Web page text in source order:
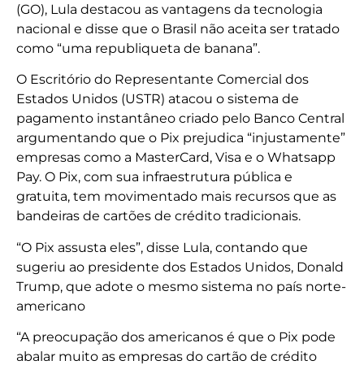
(GO), Lula destacou as vantagens da tecnologia
nacional e disse que o Brasil não aceita ser tratado
como “uma republiqueta de banana”.
O Escritório do Representante Comercial dos
Estados Unidos (USTR) atacou o sistema de
pagamento instantâneo criado pelo Banco Central
argumentando que o Pix prejudica “injustamente”
empresas como a MasterCard, Visa e o Whatsapp
Pay. O Pix, com sua infraestrutura pública e
gratuita, tem movimentado mais recursos que as
bandeiras de cartões de crédito tradicionais.
“O Pix assusta eles”, disse Lula, contando que
sugeriu ao presidente dos Estados Unidos, Donald
Trump, que adote o mesmo sistema no país norte-
americano
“A preocupação dos americanos é que o Pix pode
abalar muito as empresas do cartão de crédito